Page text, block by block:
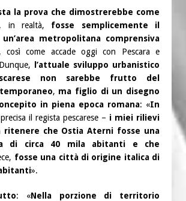
la prova che dimostrerebbe come
, in realtà, fosse semplicemente il
metropolitana comprensiva
così come accade oggi con Pescara e
l’attuale sviluppo urbanistico
non sarebbe frutto del
, ma figlio di un disegno
in piena epoca romana: «In
il regista pescarese – i miei rilievi
ritenere che Ostia Aterni fosse una
di circa 40 mila abitanti e che
fosse una città di origine italica di
».
: «Nella porzione di territorio